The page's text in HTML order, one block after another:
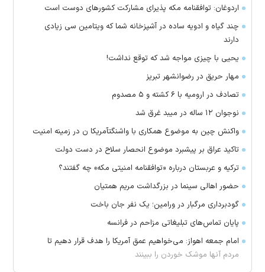
اردوغان: توافقنامه مکه پذیرای مشارکت کشور‌های دوست است
چند گیاه و ادویه ساده در آشپزخانه شما که ویتامین سی زیادی
دارند
یحیی با چیزی مواجه شد که توقع نداشت!
مهار حریق در رضوانشهر تبریز
تصادف در ارومیه با ۶ کشته و ۵ مصدوم
نوجوان ۱۲ ساله در میبد غرق شد
واکنش چین به موضوع همکاری با واشنگتآمریکا ن در زمینه امنیت
تاکید عراق بر پیشبرد موضوع انحصار سلاح در دست دولت
ترکیه و عربستان درباره «توافقنامه امنیتی مکه» چه گفتند؟
حضور اهالی سینما در بزرگداشت مریم همتیان
گودبرداری مرگبار در ورامین؛ یک نفر جان باخت
پایان تماس‌های تبلیغاتی مزاحم در فرانسه
امام جمعه اهواز: می‌خواهیم عمق آمریکا را هدف قرار دهیم تا
مردم آنها موشک خوردن را ببینند